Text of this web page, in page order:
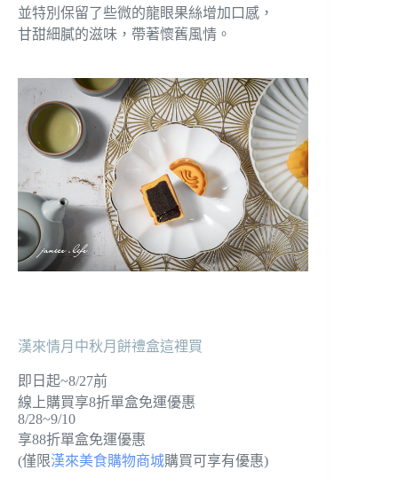
並特別保留了些微的龍眼果絲增加口感，
甘甜細膩的滋味，帶著懷舊風情。
漢來情月中秋月餅禮盒這裡買
即日起~8/27前
線上購買享8折單盒免運優惠
8/28~9/10
享88折單盒免運優惠
(僅限漢來美食購物商城購買可享有優惠)